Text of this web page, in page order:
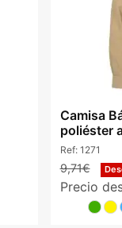
Camisa
poliéster
Ref: 1271
9,71€
Precio